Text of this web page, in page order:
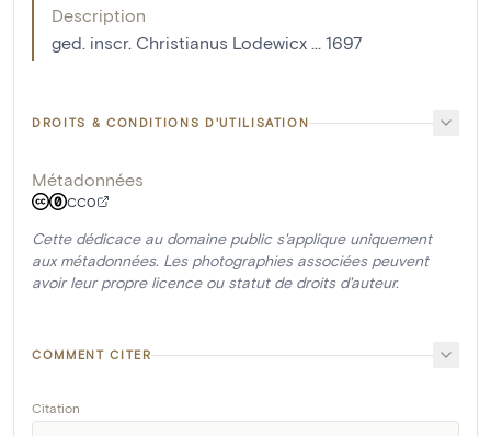
Description
ged. inscr. Christianus Lodewicx ... 1697
DROITS & CONDITIONS D'UTILISATION
Métadonnées
CC0
Cette dédicace au domaine public s'applique uniquement
aux métadonnées. Les photographies associées peuvent
avoir leur propre licence ou statut de droits d'auteur.
COMMENT CITER
Citation